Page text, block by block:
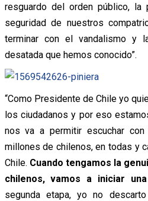
resguardo del orden público,
seguridad de nuestros
terminar con el vandalismo y
desatada que hemos conocido”.
“Como Presidente de Chile yo
los ciudadanos y por eso
nos va a permitir escuchar con
millones de chilenos, en todas y
Chile. Cuando tengamos la
chilenos, vamos a iniciar
segunda etapa, yo no